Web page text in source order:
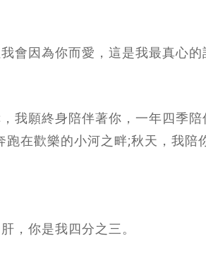
會因為你而愛，這是我最真心的
我願終身陪伴著你，一年四季
跑在歡樂的小河之畔;秋天，我
，你是我四分之三。